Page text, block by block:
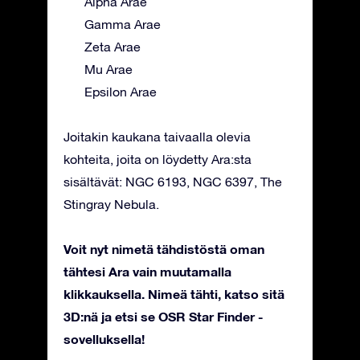
Gamma Arae
Zeta Arae
Mu Arae
Epsilon Arae
Joitakin kaukana taivaalla olevia
kohteita, joita on löydetty Ara:sta
sisältävät: NGC 6193, NGC 6397, The
Stingray Nebula.
Voit nyt nimetä tähdistöstä oman
tähtesi Ara vain muutamalla
klikkauksella. Nimeä tähti, katso sitä
3D:nä ja etsi se OSR Star Finder -
sovelluksella!